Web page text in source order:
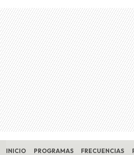
Skip to main content
INICIO PROGRAMAS FRECUENCIAS